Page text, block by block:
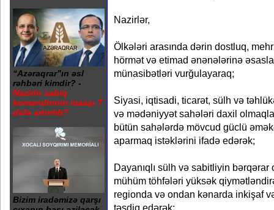
“Azəraqrar”ın əsl
rəhbəri kimdir? -
Nazirin sabiq
komandirinin maaşı 7
dəfə artırılıb?
Bizim iradəmizə qarşı
Nazirlər,
Ölkələri arasında dərin dostluq,
hörmət və etimad ənənələrinə
münasibətləri vurğulayaraq;
Siyasi, iqtisadi, ticarət, sülh və
və mədəniyyət sahələri daxil
bütün sahələrdə mövcud güclü
aparmaq istəklərini ifadə edərək;
Dayanıqlı sülh və sabitliyin
mühüm töhfələri yüksək
regionda və ondan kənarda inkişaf
təsdiq edərək;